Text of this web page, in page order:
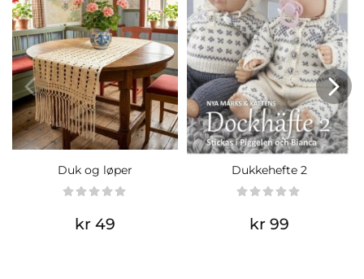
Duk og løper
kr 49
Dukkehefte 2
kr 99